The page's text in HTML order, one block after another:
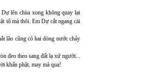
lên chùa xong không quay lại
tổ mà thôi. Em Dự cắt ngang cái
lão cũng có hai dòng nước chảy
đeo theo sang đất lạ xứ người...
khấn phật, may mà qua!